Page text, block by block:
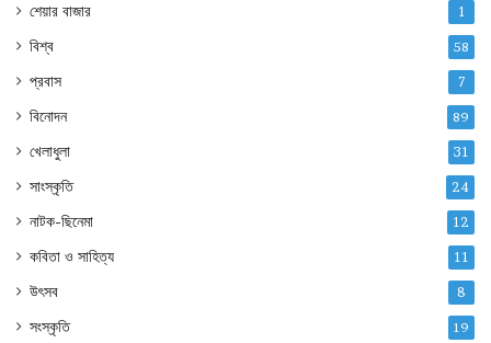
শেয়ার বাজার 1
বিশ্ব 58
প্রবাস 7
বিনোদন 89
খেলাধুলা 31
সাংস্কৃতি 24
নাটক-ছিনেমা 12
কবিতা ও সাহিত্য 11
উৎসব 8
সংস্কৃতি 19